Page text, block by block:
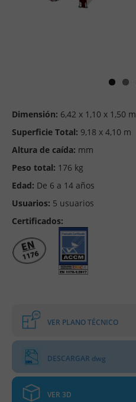
Dimensión: 6,42 x 1,10 x 1,50 m
Superficie Total: 9,18 x 4,10 m
Altura de caída: mm
Peso total: 176 kg
Edad: De 6 a 14 años
Usuarios: 5 usuarios
Certificados:
VER PLANO TÉCNICO
DESCARGAR dwg
VER 3D